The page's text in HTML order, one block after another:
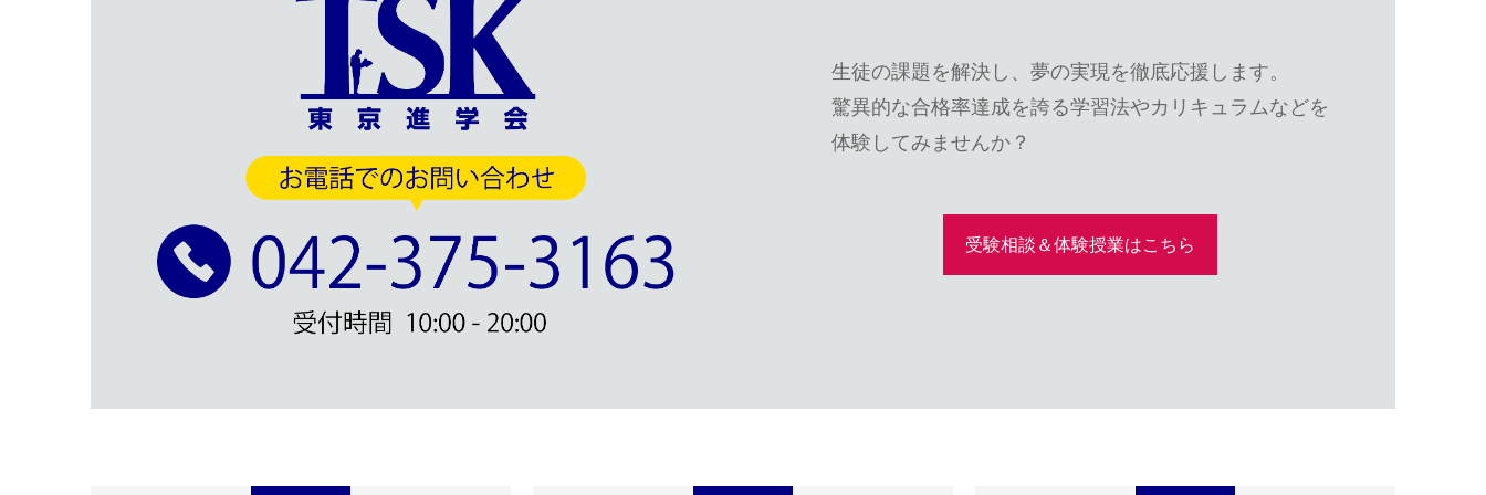
生徒の課題を解決し、夢の実現を徹底応援します。
驚異的な合格率達成を誇る学習法やカリキュラムなどを
体験してみませんか？
受験相談＆体験授業はこちら